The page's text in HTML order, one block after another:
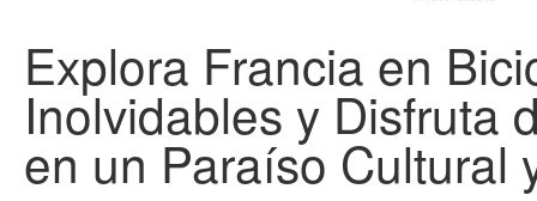
Explora Francia en
Inolvidables y Disfruta
en un Paraíso Cultural